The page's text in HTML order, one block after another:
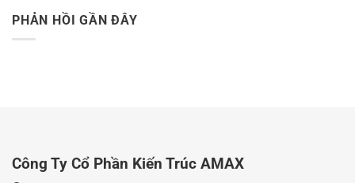
PHẢN HỒI GẦN ĐÂY
Công Ty Cổ Phần Kiến Trúc AMAX